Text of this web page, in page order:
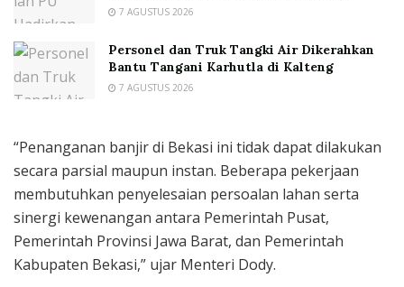
7 AGUSTUS 2026
Personel dan Truk Tangki Air Dikerahkan
Bantu Tangani Karhutla di Kalteng
7 AGUSTUS 2026
“Penanganan banjir di Bekasi ini tidak dapat dilakukan
secara parsial maupun instan. Beberapa pekerjaan
membutuhkan penyelesaian persoalan lahan serta
sinergi kewenangan antara Pemerintah Pusat,
Pemerintah Provinsi Jawa Barat, dan Pemerintah
Kabupaten Bekasi,” ujar Menteri Dody.